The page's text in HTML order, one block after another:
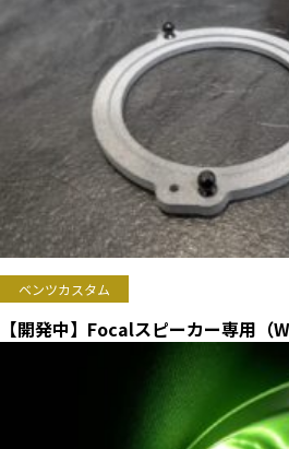
ベンツカスタム
【開発中】Focalスピーカー専用（